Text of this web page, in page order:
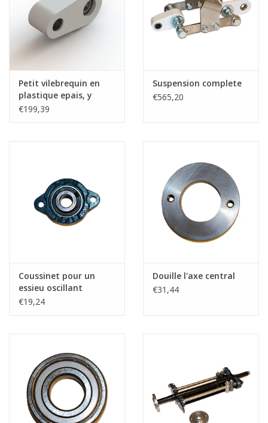
Petit vilebrequin en
plastique epais, y
compris les
€199,39
Suspension complete
€565,20
Coussinet pour un
essieu oscillant
€19,24
Douille l'axe central
€31,44